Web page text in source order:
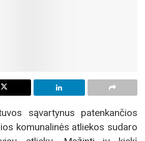
sąvartynus patenkančios
komunalinės atliekos sudaro